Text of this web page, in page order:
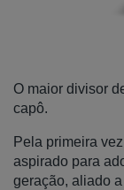
O maior divisor
capô.
Pela primeira
aspirado para
geração, aliado